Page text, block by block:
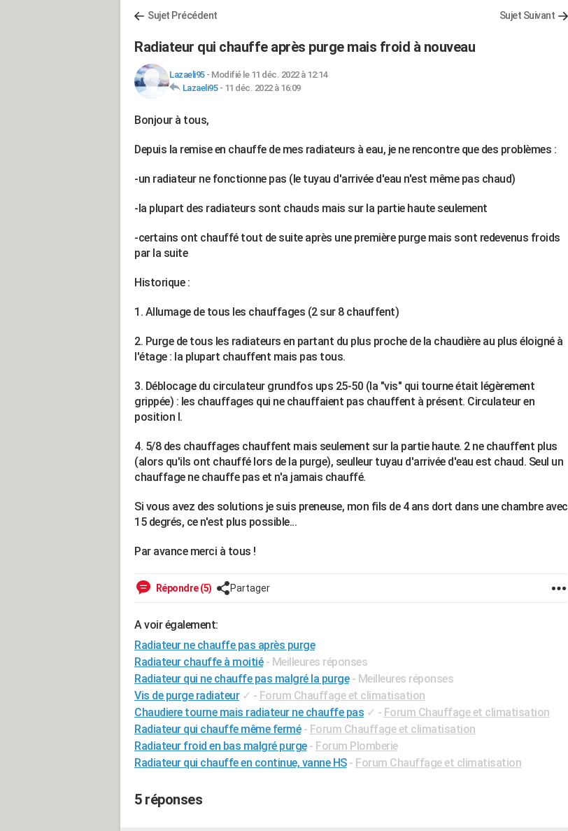
Sujet Précédent Sujet Suivant
Radiateur qui chauffe après purge mais froid à nouveau
Lazaeli95- Modifié le 11 déc. 2022 à 12:14
Lazaeli95- 11 déc. 2022 à 16:09
Bonjour à tous,
Depuis la remise en chauffe de mes radiateurs à eau, je ne rencontre que des problèmes :
-un radiateur ne fonctionne pas (le tuyau d'arrivée d'eau n'est même pas chaud)
-la plupart des radiateurs sont chauds mais sur la partie haute seulement
-certains ont chauffé tout de suite après une première purge mais sont redevenus froids
par la suite
Historique :
1. Allumage de tous les chauffages (2 sur 8 chauffent)
2. Purge de tous les radiateurs en partant du plus proche de la chaudière au plus éloigné à
l'étage : la plupart chauffent mais pas tous.
3. Déblocage du circulateur grundfos ups 25-50 (la "vis" qui tourne était légèrement
grippée) : les chauffages qui ne chauffaient pas chauffent à présent. Circulateur en
position I.
4. 5/8 des chauffages chauffent mais seulement sur la partie haute. 2 ne chauffent plus
(alors qu'ils ont chauffé lors de la purge), seulleur tuyau d'arrivée d'eau est chaud. Seul un
chauffage ne chauffe pas et n'a jamais chauffé.
Si vous avez des solutions je suis preneuse, mon fils de 4 ans dort dans une chambre avec
15 degrés, ce n'est plus possible...
Par avance merci à tous !
Répondre (5) Partager
A voir également:
Radiateur ne chauffe pas après purge
Radiateur chauffe à moitié - Meilleures réponses
Radiateur qui ne chauffe pas malgré la purge - Meilleures réponses
Vis de purge radiateur ✓ - Forum Chauffage et climatisation
Chaudiere tourne mais radiateur ne chauffe pas ✓ - Forum Chauffage et climatisation
Radiateur qui chauffe même fermé - Forum Chauffage et climatisation
Radiateur froid en bas malgré purge - Forum Plomberie
Radiateur qui chauffe en continue, vanne HS - Forum Chauffage et climatisation
5 réponses